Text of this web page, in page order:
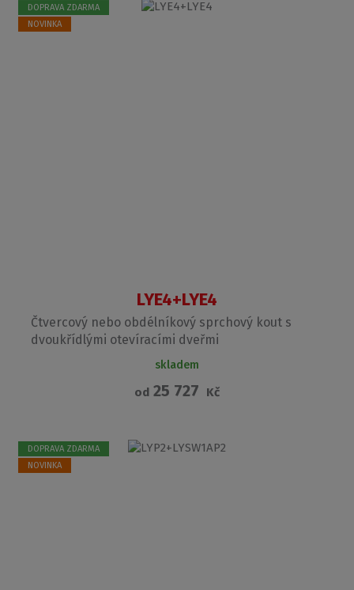
DOPRAVA ZDARMA
NOVINKA
LYE4+LYE4
Čtvercový nebo obdélníkový sprchový kout s
dvoukřídlými otevíracími dveřmi
skladem
od 25 727 Kč
DOPRAVA ZDARMA
NOVINKA